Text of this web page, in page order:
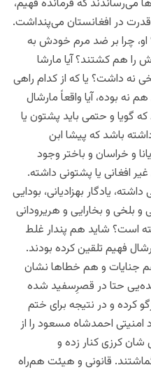
می‌رساندند که فرمانده فهیم،
قدرت در افغانستان می‌پنداشت.
او، چرا بر ضد مرم خودش به
را هم کشتند؟ آیا مارشا
نه داشت؟ یا که از کدام راهی
بوده، آیا واقعاً مارشال
گویا و حتمی باید پشتون یا
باشد که پیشا ابن
و خراسان و باختر وجود
افغانی یا پشتونی داشته.
یادگار بهزادیانی، بودایی‌
و بلخی و بخارایی و هریرودانی
است؟ شاید هم پندار غلط
فهیم تلقین کرده بودند.
جنایات و هم خطاها نشان
حتا در قصرِسفید شده
کرده و در نتیجه برای ختم
امنیتی احمدشاه مسعود را از
کرزی کنار زده و
قانونی و هیئت هم‌راه